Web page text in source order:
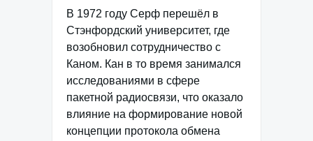
В 1972 году Серф перешёл в
Стэнфордский университет, где
возобновил сотрудничество с
Каном. Кан в то время занимался
исследованиями в сфере
пакетной радиосвязи, что оказало
влияние на формирование новой
концепции протокола обмена